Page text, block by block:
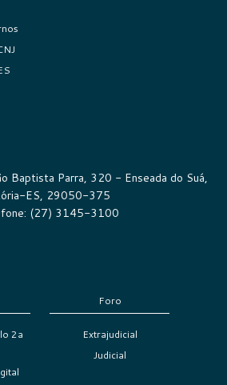
Baptista Parra, 320 - Enseada do Suá,
ES, 29050-375
(27) 3145-3100
2a
Foro
Extrajudicial
Judicial